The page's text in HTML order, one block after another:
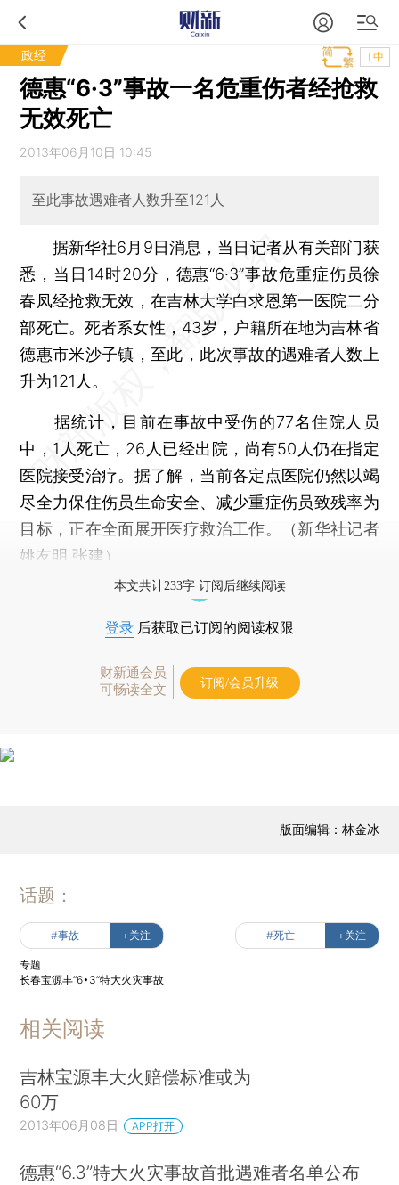
政经 T中
德惠“6·3”事故一名危重伤者经抢救
无效死亡
2013年06月10日 10:45
至此事故遇难者人数升至121人
据新华社6月9日消息，当日记者从有关部门获
悉，当日14时20分，德惠“6·3”事故危重症伤员徐
春凤经抢救无效，在吉林大学白求恩第一医院二分
部死亡。死者系女性，43岁，户籍所在地为吉林省
德惠市米沙子镇，至此，此次事故的遇难者人数上
升为121人。
据统计，目前在事故中受伤的77名住院人员
中，1人死亡，26人已经出院，尚有50人仍在指定
医院接受治疗。据了解，当前各定点医院仍然以竭
尽全力保住伤员生命安全、减少重症伤员致残率为
目标，正在全面展开医疗救治工作。（新华社记者
姚友明 张建）
本文共计233字 订阅后继续阅读
登录 后获取已订阅的阅读权限
财新通会员
可畅读全文
订阅/会员升级
版面编辑：林金冰
话题：
#事故 +关注 #死亡 +关注
专题
长春宝源丰“6•3”特大火灾事故
相关阅读
吉林宝源丰大火赔偿标准或为
60万
2013年06月08日 APP打开
德惠“6.3”特大火灾事故首批遇难者名单公布